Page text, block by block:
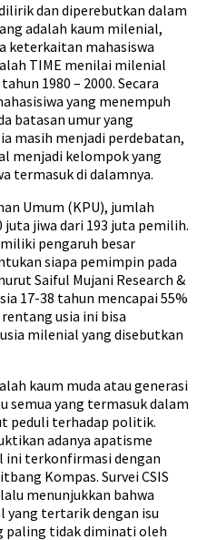
dan diperebutkan dalam
adalah kaum milenial,
keterkaitan mahasiswa
TIME menilai milenial
1980 – 2000. Secara
yang menempuh
batasan umur yang
masih menjadi perdebatan,
menjadi kelompok yang
termasuk di dalamnya.
Umum (KPU), jumlah
jiwa dari 193 juta pemilih.
pengaruh besar
siapa pemimpin pada
Saiful Mujani Research &
17-38 tahun mencapai 55%
usia ini bisa
milenial yang disebutkan
kaum muda atau generasi
yang termasuk dalam
peduli terhadap politik.
adanya apatisme
ini terkonfirmasi dengan
Kompas. Survei CSIS
menunjukkan bahwa
yang tertarik dengan isu
paling tidak diminati oleh